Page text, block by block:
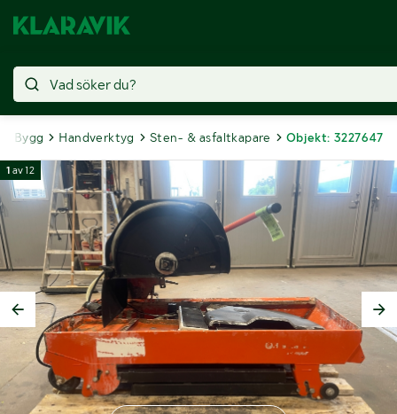
Bygg Handverktyg Sten- & asfaltkapare Objekt: 3227647
1 av12